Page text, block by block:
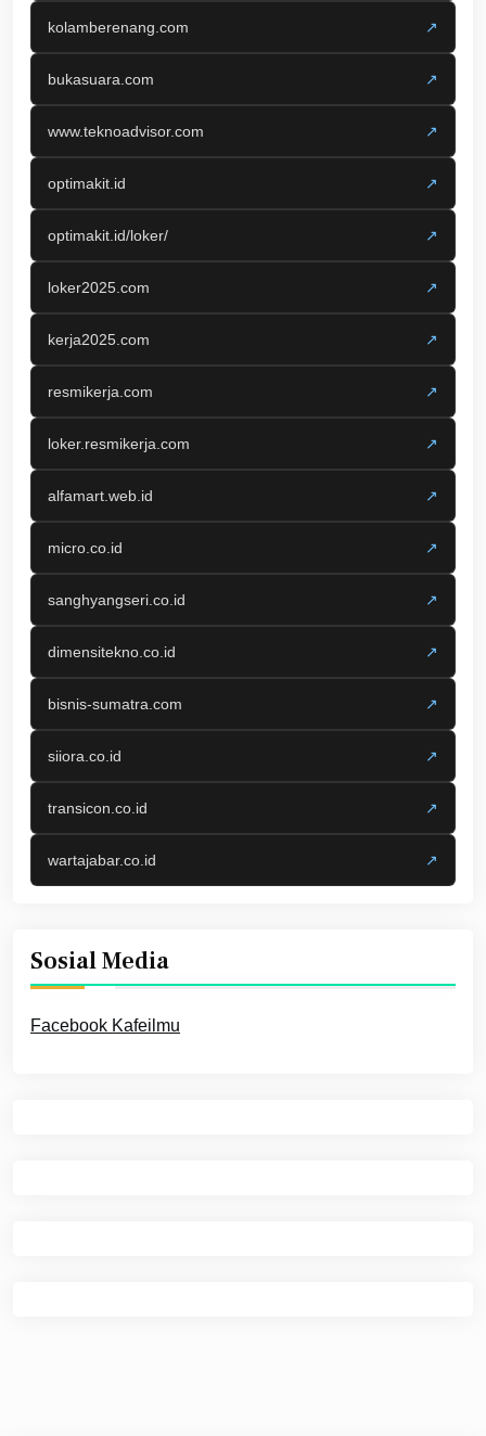
kolamberenang.com ↗
bukasuara.com ↗
www.teknoadvisor.com ↗
optimakit.id ↗
optimakit.id/loker/ ↗
loker2025.com ↗
kerja2025.com ↗
resmikerja.com ↗
loker.resmikerja.com ↗
alfamart.web.id ↗
micro.co.id ↗
sanghyangseri.co.id ↗
dimensitekno.co.id ↗
bisnis-sumatra.com ↗
siiora.co.id ↗
transicon.co.id ↗
wartajabar.co.id ↗
Sosial Media
Facebook Kafeilmu